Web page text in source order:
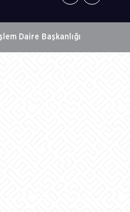
Daire Başkanlığı